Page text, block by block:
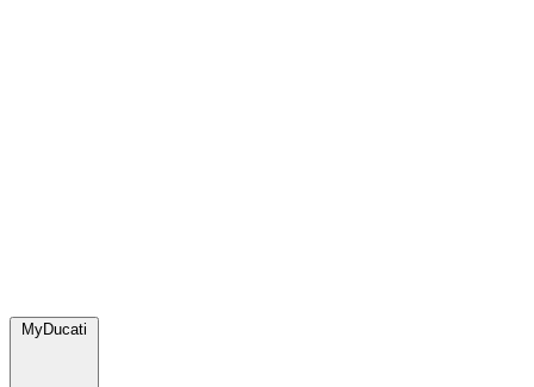
MyDucati